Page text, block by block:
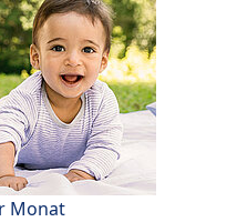
Monat